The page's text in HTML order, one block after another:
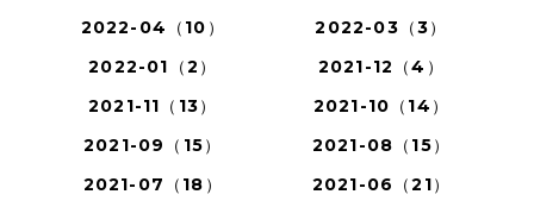
2022-04（10）
2022-03（3）
2022-01（2）
2021-12（4）
2021-11（13）
2021-10（14）
2021-09（15）
2021-08（15）
2021-07（18）
2021-06（21）